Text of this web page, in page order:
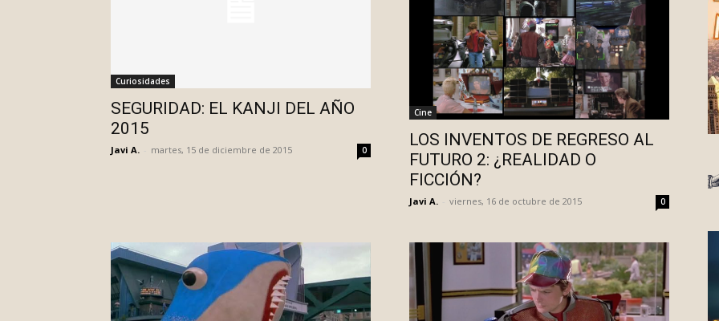
Curiosidades
SEGURIDAD: EL KANJI DEL AÑO
2015
Javi A. martes, 15 de diciembre de 2015 0
Cine
LOS INVENTOS DE REGRESO AL
FUTURO 2: ¿REALIDAD O
FICCIÓN?
Javi A. viernes, 16 de octubre de 2015 0